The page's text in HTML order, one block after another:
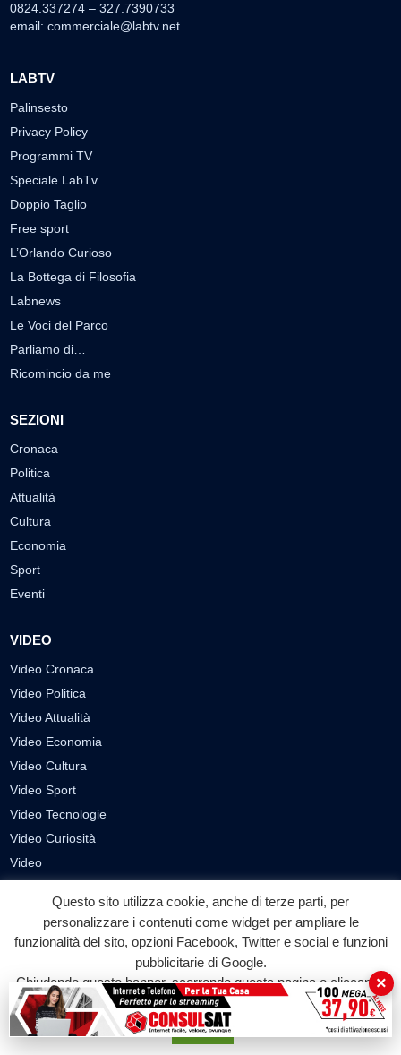
0824.337274 – 327.7390733
email: commerciale@labtv.net
LABTV
Palinsesto
Privacy Policy
Programmi TV
Speciale LabTv
Doppio Taglio
Free sport
L’Orlando Curioso
La Bottega di Filosofia
Labnews
Le Voci del Parco
Parliamo di…
Ricomincio da me
SEZIONI
Cronaca
Politica
Attualità
Cultura
Economia
Sport
Eventi
VIDEO
Video Cronaca
Video Politica
Video Attualità
Video Economia
Video Cultura
Video Sport
Video Tecnologie
Video Curiosità
Video
PUBBLICITÀ
Richiesta pubblicazione articoli/banner
SEGUICI SUI SOCIAL
f
Facebook
◎
Instagram YouTube
Questo sito utilizza cookie, anche di terze parti, per
personalizzare i contenuti come widget per ampliare le
funzionalità del sito, opzioni Facebook, Twitter e social e funzioni
pubblicitarie di Google.
Chiudendo questo banner, scorrendo questa pagina o cliccando
su qualunque suo elemento acconsenti all'uso dei cookie.
Accetta
×